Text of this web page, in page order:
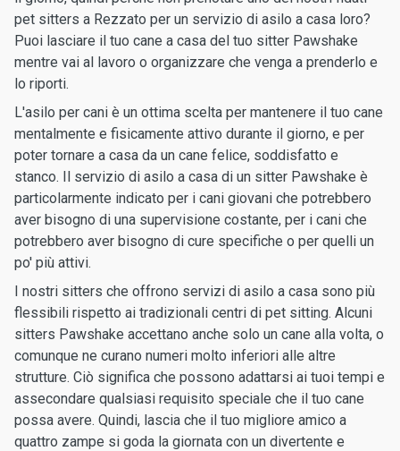
pet sitters a Rezzato per un servizio di asilo a casa loro?
Puoi lasciare il tuo cane a casa del tuo sitter Pawshake
mentre vai al lavoro o organizzare che venga a prenderlo e
lo riporti.
L'asilo per cani è un ottima scelta per mantenere il tuo cane
mentalmente e fisicamente attivo durante il giorno, e per
poter tornare a casa da un cane felice, soddisfatto e
stanco. Il servizio di asilo a casa di un sitter Pawshake è
particolarmente indicato per i cani giovani che potrebbero
aver bisogno di una supervisione costante, per i cani che
potrebbero aver bisogno di cure specifiche o per quelli un
po' più attivi.
I nostri sitters che offrono servizi di asilo a casa sono più
flessibili rispetto ai tradizionali centri di pet sitting. Alcuni
sitters Pawshake accettano anche solo un cane alla volta, o
comunque ne curano numeri molto inferiori alle altre
strutture. Ciò significa che possono adattarsi ai tuoi tempi e
assecondare qualsiasi requisito speciale che il tuo cane
possa avere. Quindi, lascia che il tuo migliore amico a
quattro zampe si goda la giornata con un divertente e